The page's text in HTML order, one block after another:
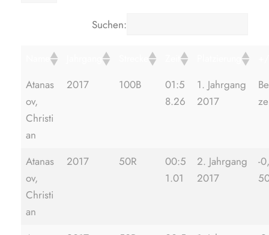
Suchen:
Atanas
ov,
Christi
an
2017 100B
01:5
8.26
1. Jahrgang
2017
Atanas
ov,
Christi
an
2017 50R
00:5
1.01
2. Jahrgang
2017
-